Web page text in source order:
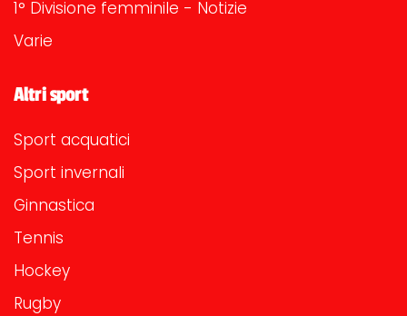
1° Divisione femminile - Notizie
Varie
Altri sport
Sport acquatici
Sport invernali
Ginnastica
Tennis
Hockey
Rugby